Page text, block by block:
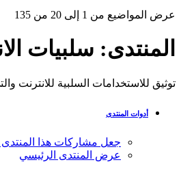
عرض المواضيع من 1 إلى 20 من 135
المنتدى: سلبيات
توثيق للاستخدامات السلبية للانترنت
أدوات المنتدى
جعل مشاركات هذا
عرض المنتدى الرئيسي